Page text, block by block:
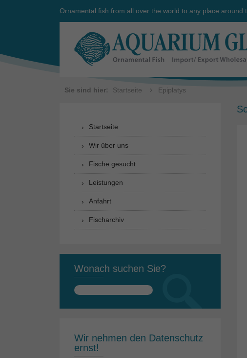
Ornamental fish from all over the world to any place around
Sie sind hier: Startseite Epiplatys
Startseite
Wir über uns
Fische gesucht
Leistungen
Anfahrt
Fischarchiv
Wonach suchen Sie?
Suchen
Wir nehmen den Datenschutz
ernst!